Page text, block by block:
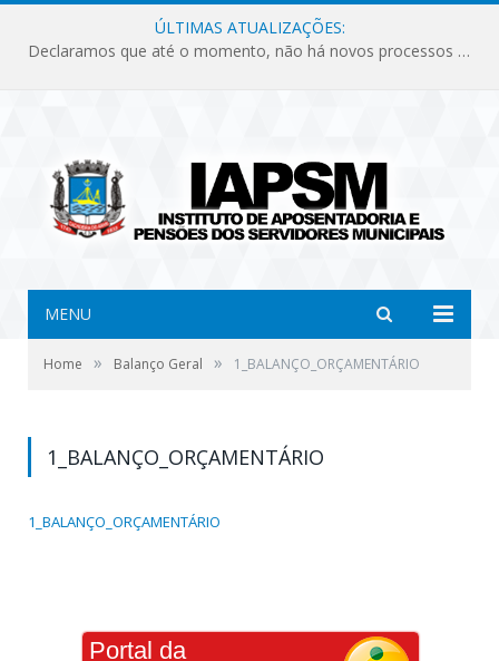
ÚLTIMAS ATUALIZAÇÕES:
Declaramos que até o momento, não há novos processos licitatórios para o Instituto de Previdência no ano de 2026.
MENU
Home » Balanço Geral » 1_BALANÇO_ORÇAMENTÁRIO
1_BALANÇO_ORÇAMENTÁRIO
1_BALANÇO_ORÇAMENTÁRIO
Portal da